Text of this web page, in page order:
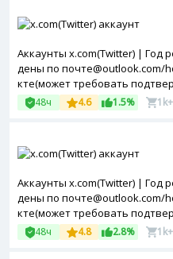
Аккаунты x.com(Twitter) | Год
дены по почте@outlook.com/
кте(может требовать
ль частично заполнен.
а. Token в комплекте.
48ч 4.6 1.5% 1k+
Аккаунты x.com(Twitter) | Год
дены по почте@outlook.com/
кте(может требовать
ль частично заполнен.
а. Token в комплекте.
48ч 4.8 2.8% 1k+